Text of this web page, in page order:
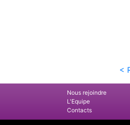
<
Nous rejoindre
L'Equipe
Contacts